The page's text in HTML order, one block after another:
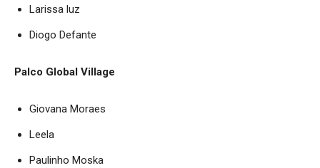
Larissa luz
Diogo Defante
Palco Global Village
Giovana Moraes
Leela
Paulinho Moska